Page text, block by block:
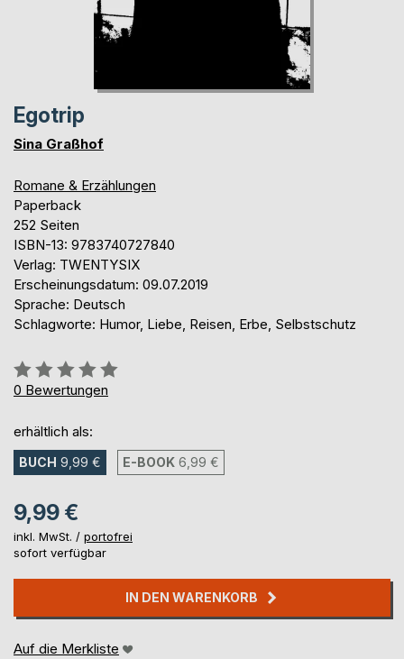
Egotrip
Sina Graßhof
Romane & Erzählungen
Paperback
252 Seiten
ISBN-13: 9783740727840
Verlag: TWENTYSIX
Erscheinungsdatum: 09.07.2019
Sprache: Deutsch
Schlagworte: Humor, Liebe, Reisen, Erbe, Selbstschutz
Bewertung::
0%
0 Bewertungen
erhältlich als:
BUCH 9,99 € E-BOOK 6,99 €
9,99 €
inkl. MwSt. / portofrei
sofort verfügbar
IN DEN WARENKORB
Auf die Merkliste